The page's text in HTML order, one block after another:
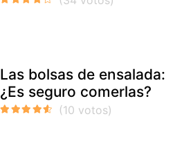
Las bolsas de ensalada:
¿Es seguro comerlas?